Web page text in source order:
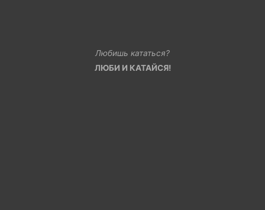
Любишь кататься?
ЛЮБИ И КАТАЙСЯ!